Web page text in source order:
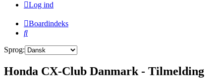
Log ind
Boardindeks
Søg
Sprog:
Honda CX-Club Danmark - Tilmelding